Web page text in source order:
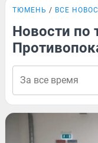
ТЮМЕНЬ ВСЕ
Новости по